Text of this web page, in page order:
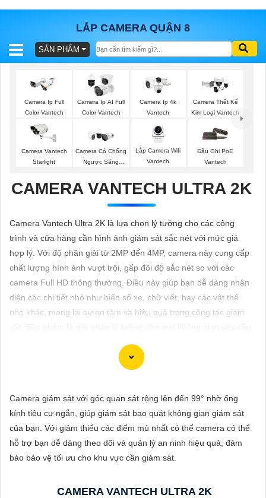
LẮP CAMERA QUẬN 8
BÁO
TRỌN
GÓI
SẢN
TƯ
VẤN
LẮP
ĐẶT
DỊCH
VỤ
SẢN PHẨM
Camera Ip Full
Color Vantech
Camera Ip AI Full
Color Vantech
Camera Ip 4k
Vantech
Camera Thết Kế
Kim Loại Vantech
Camera Vantech
Starlight
Camera Có Chống
Ngược Sáng
Lắp Camera Wifi
Vantech
Đầu Ghi PoE
Vantech
CAMERA VANTECH ULTRA 2K
Camera Vantech Ultra 2K là lựa chọn lý tưởng cho các công
trình và cửa hàng cần hình ảnh giám sát sắc nét với mức giá
hợp lý. Với độ phân giải từ 2MP đến 4MP, camera này cung cấp
chất lượng hình ảnh vượt trội, gấp đôi độ sắc nét so với các
camera Full HD thông thường. Điều này giúp bạn dễ dàng nhận
diện các chi tiết nhỏ như biển số xe, chữ viết, hay các vật thể
nhỏ khác, mang lại sự an tâm và hiệu quả trong công tác giám
Dĩ Nam xin giới thiệu Camera 2K 4MP chuyên nghiệp cho dự án
bền cao và các tính năng an ninh thông minh. Bạn có thể sử
Camera giám sát với góc quan sát rộng lên đến 99° nhờ ống
kính tiêu cự ngắn, giúp giám sát bao quát không gian giám sát
của bạn. Với giảm thiểu các điểm mù nhất có thể camera có thể
hỗ trợ bạn dễ dàng theo dõi và quản lý an ninh hiệu quả, đảm
bảo bảo vệ tối ưu cho khu vực cần giám sát.
CAMERA VANTECH ULTRA 2K